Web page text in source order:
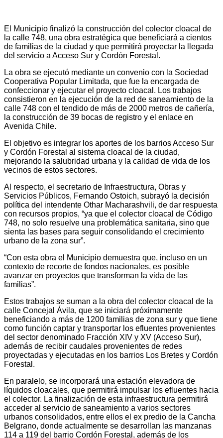
El Municipio finalizó la construcción del colector cloacal de
la calle 748, una obra estratégica que beneficiará a cientos
de familias de la ciudad y que permitirá proyectar la llegada
del servicio a Acceso Sur y Cordón Forestal.
La obra se ejecutó mediante un convenio con la Sociedad
Cooperativa Popular Limitada, que fue la encargada de
confeccionar y ejecutar el proyecto cloacal. Los trabajos
consistieron en la ejecución de la red de saneamiento de la
calle 748 con el tendido de más de 2000 metros de cañería,
la construcción de 39 bocas de registro y el enlace en
Avenida Chile.
El objetivo es integrar los aportes de los barrios Acceso Sur
y Cordón Forestal al sistema cloacal de la ciudad,
mejorando la salubridad urbana y la calidad de vida de los
vecinos de estos sectores.
Al respecto, el secretario de Infraestructura, Obras y
Servicios Públicos, Fernando Ostoich, subrayó la decisión
política del intendente Othar Macharashvili, de dar respuesta
con recursos propios, “ya que el colector cloacal de Código
748, no solo resuelve una problemática sanitaria, sino que
sienta las bases para seguir consolidando el crecimiento
urbano de la zona sur”.
“Con esta obra el Municipio demuestra que, incluso en un
contexto de recorte de fondos nacionales, es posible
avanzar en proyectos que transforman la vida de las
familias”.
Estos trabajos se suman a la obra del colector cloacal de la
calle Concejal Ávila, que se iniciará próximamente
beneficiando a más de 1200 familias de zona sur y que tiene
como función captar y transportar los efluentes provenientes
del sector denominado Fracción XIV y XV (Acceso Sur),
además de recibir caudales provenientes de redes
proyectadas y ejecutadas en los barrios Los Bretes y Cordón
Forestal.
En paralelo, se incorporará una estación elevadora de
líquidos cloacales, que permitirá impulsar los efluentes hacia
el colector. La finalización de esta infraestructura permitirá
acceder al servicio de saneamiento a varios sectores
urbanos consolidados, entre ellos el ex predio de la Cancha
Belgrano, donde actualmente se desarrollan las manzanas
114 a 119 del barrio Cordón Forestal, además de los